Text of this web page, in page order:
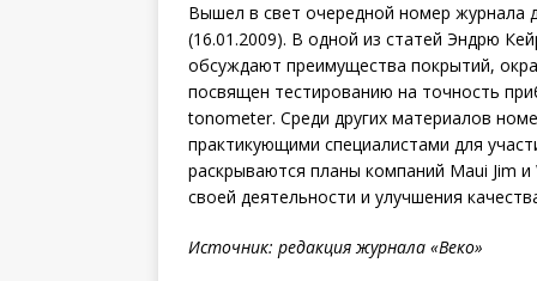
Вышел в свет очередной номер журнала
(16.01.2009). В одной из статей Эндрю
обсуждают преимущества покрытий,
посвящен тестированию на точность
tonometer. Среди других материалов
практикующими специалистами для
раскрываются планы компаний Maui Jim
своей деятельности и улучшения
Источник: редакция журнала «Веко»